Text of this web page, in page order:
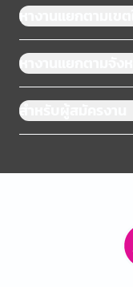
หางานแยกตามเขต
หางานแยกตามจังห
สำหรับผู้สมัครงาน